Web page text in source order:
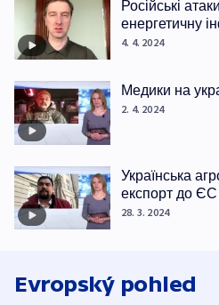
Російські
енергетичну
4. 4. 2024
Медики на
2. 4. 2024
Українська
експорт до ЄС
28. 3. 2024
Evropský pohled